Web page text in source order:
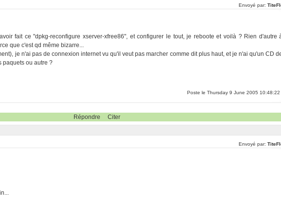
Envoyé par:
fait ce "dpkg-reconfigure xserver-xfree86", et configurer le tout, je reboote et voilà ? Rien d'autre
que c'est qd même bizarre...
je n'ai pas de connexion internet vu qu'il veut pas marcher comme dit plus haut, et je n'ai qu'un CD
paquets ou autre ?
Poste le Thursday 9 June 2005 10:48:22
Répondre Citer
Envoyé par: